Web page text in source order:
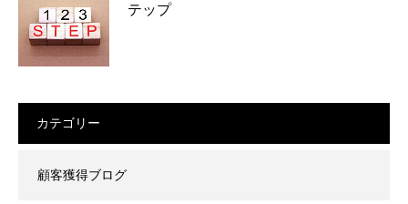
テップ
カテゴリー
顧客獲得ブログ